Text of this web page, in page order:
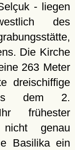
- liegen
des
Die Kirche
263 Meter
dreischiffige
dem 2.
frühester
nicht genau
Basilika ein